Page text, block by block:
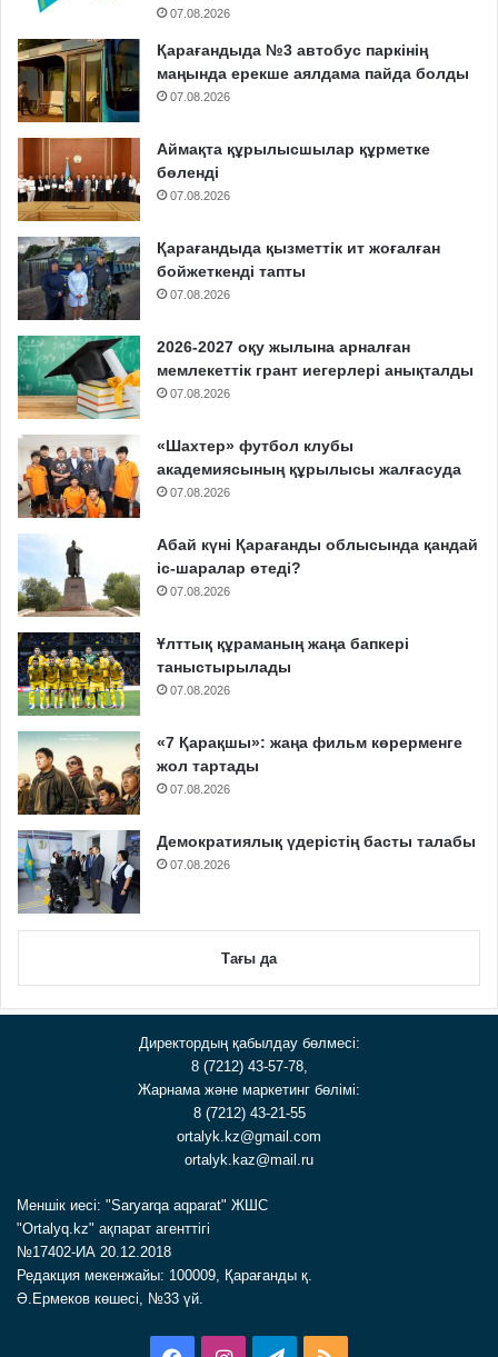
07.08.2026
Қарағандыда №3 автобус паркінің
маңында ерекше аялдама пайда болды
07.08.2026
Аймақта құрылысшылар құрметке
бөленді
07.08.2026
Қарағандыда қызметтік ит жоғалған
бойжеткенді тапты
07.08.2026
2026-2027 оқу жылына арналған
мемлекеттік грант иегерлері анықталды
07.08.2026
«Шахтер» футбол клубы
академиясының құрылысы жалғасуда
07.08.2026
Абай күні Қарағанды облысында қандай
іс-шаралар өтеді?
07.08.2026
Ұлттық құраманың жаңа бапкері
таныстырылады
07.08.2026
«7 Қарақшы»: жаңа фильм көрерменге
жол тартады
07.08.2026
Демократиялық үдерістің басты талабы
07.08.2026
Тағы да
Директордың қабылдау бөлмесі:
8 (7212) 43-57-78,
Жарнама және маркетинг бөлімі:
8 (7212) 43-21-55
ortalyk.kz@gmail.com
ortalyk.kaz@mail.ru
Меншік иесі: "Saryarqa aqparat" ЖШС
"Ortalyq.kz" ақпарат агенттігі
№17402-ИА 20.12.2018
Редакция мекенжайы: 100009, Қарағанды қ.
Ә.Ермеков көшесі, №33 үй.